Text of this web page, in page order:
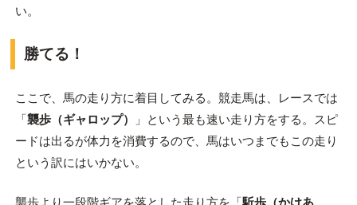
い。
勝てる！
ここで、馬の走り方に着目してみる。競走馬は、レースでは
「襲歩（ギャロップ）
」という最も速い走り方をする。スピ
ードは出るが体力を消費するので、馬はいつまでもこの走り
という訳にはいかない。
襲歩より一段階ギアを落とした走り方を「駈歩（かけあ